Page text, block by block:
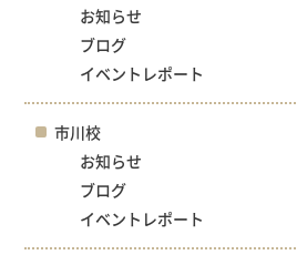
お知らせ
ブログ
イベントレポート
市川校
お知らせ
ブログ
イベントレポート